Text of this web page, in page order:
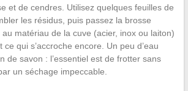
et de cendres. Utilisez quelques feuilles de
les résidus, puis passez la brosse
matériau de la cuve (acier, inox ou laiton)
qui s’accroche encore. Un peu d’eau
de savon : l’essentiel est de frotter sans
un séchage impeccable.